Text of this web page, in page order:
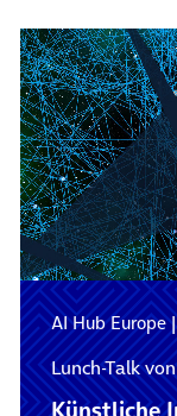
AI Hub Europe
Lunch-Talk